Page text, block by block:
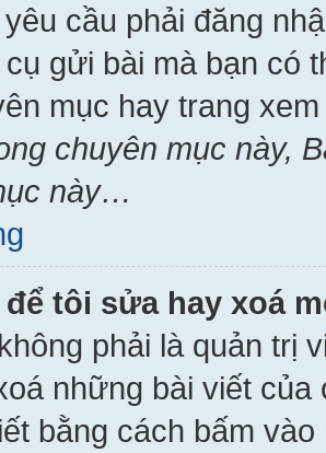
cầu phải đăng
gửi bài mà bạn có
mục hay trang
chuyên mục này,
này…
để tôi sửa hay xoá
phải là quản trị
những bài viết
bằng cách bấm